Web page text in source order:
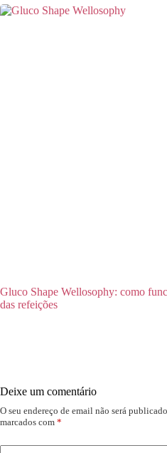
Gluco Shape Wellosophy: como
das refeições
Deixe um comentário
O seu endereço de email não será
marcados com *